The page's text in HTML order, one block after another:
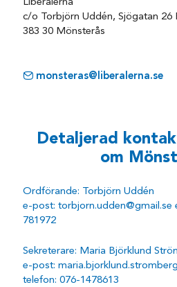
Liberalerna
c/o Torbjörn Uddén, Sjögatan 26
383 30 Mönsterås
monsteras@liberalerna.se
Detaljerad
om
Ordförande: Torbjörn Uddén
e-post: torbjorn.udden@gmail.se
781972
Sekreterare: Maria Björklund
e-post:
telefon: 076-1478613